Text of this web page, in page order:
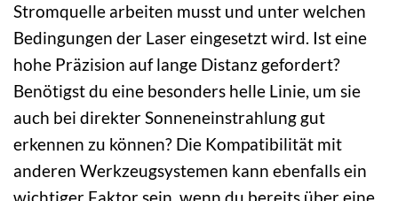
Stromquelle arbeiten musst und unter welchen
Bedingungen der Laser eingesetzt wird. Ist eine
hohe Präzision auf lange Distanz gefordert?
Benötigst du eine besonders helle Linie, um sie
auch bei direkter Sonneneinstrahlung gut
erkennen zu können? Die Kompatibilität mit
anderen Werkzeugsystemen kann ebenfalls ein